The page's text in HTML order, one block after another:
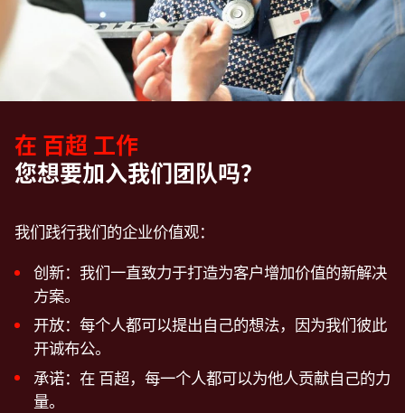
在 百超 工作
您想要加入我们团队吗？
我们践行我们的企业价值观：
创新：我们一直致力于打造为客户增加价值的新解决
方案。
开放：每个人都可以提出自己的想法，因为我们彼此
开诚布公。
承诺：在 百超，每一个人都可以为他人贡献自己的力
量。